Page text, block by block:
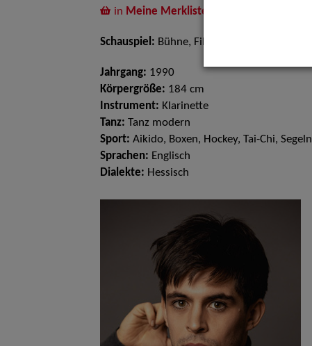
in Meine Merkliste
Schauspiel: Bühne, Film und TV
Jahrgang: 1990
Körpergröße: 184 cm
Instrument: Klarinette
Tanz: Tanz modern
Sport: Aikido, Boxen, Hockey, Tai-Chi, Segeln
Sprachen: Englisch
Dialekte: Hessisch